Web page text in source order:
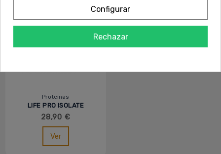
Proteínas
LIFE PRO ISOLATE
VEGAN CREAMY - 1KG
28,90 €
Ver
Configurar
Rechazar